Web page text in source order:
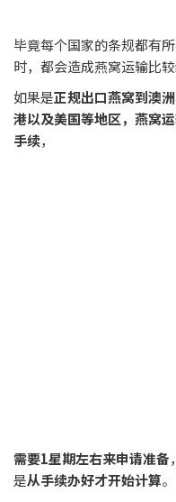
毕竟每个国家的条规都有
时，都会造成燕窝运输比较
如果是正规出口燕窝到澳
港以及美国等地区，燕窝
手续，
需要1星期左右来申请准备
是从手续办好才开始计算。